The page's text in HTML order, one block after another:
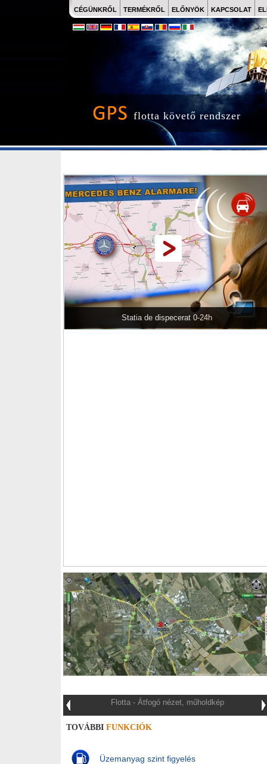
CÉGÜNKRŐL TERMÉKRŐL ELŐNYÖK KAPCSOLAT
flotta követő rendszer
Statia de dispecerat 0-24h
Flotta - Átfogó nézet, műholdkép
TOVÁBBIFUNKCIÓK
Üzemanyag szint figyelés